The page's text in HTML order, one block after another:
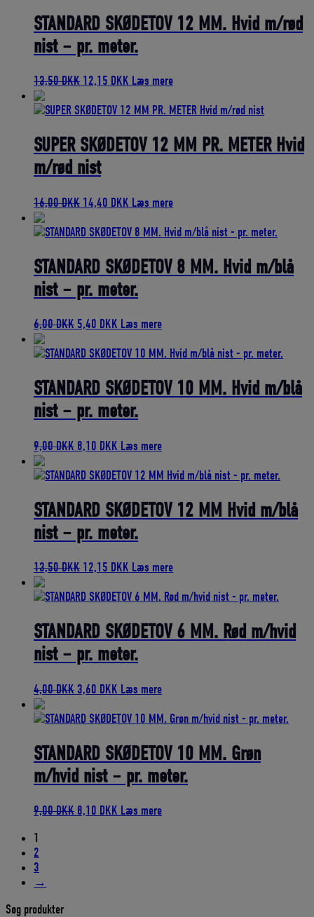
6,00 DKK.5,40 DKK.
STANDARD SKØDETOV 12 MM. Hvid m/rød
nist – pr. meter.
13,50DKK Den
pris
13,50 DKK.
12,15 DKK Den
pris
12,15 DKK.
Læs mere
SUPER SKØDETOV 12 MM PR. METER Hvid
m/rød nist
16,00DKK Den
pris
16,00 DKK.
14,40 DKK Den
pris
14,40 DKK.
Læs mere
STANDARD SKØDETOV 8 MM. Hvid m/blå
nist – pr. meter.
6,00DKK Den
pris
6,00 DKK.
5,40 DKK Den
pris
5,40 DKK.
Læs mere
STANDARD SKØDETOV 10 MM. Hvid m/blå
nist – pr. meter.
9,00DKK Den
pris
9,00 DKK.
8,10 DKK Den
pris
8,10 DKK.
Læs mere
STANDARD SKØDETOV 12 MM Hvid m/blå
nist – pr. meter.
13,50DKK Den
pris
13,50 DKK.
12,15 DKK Den
pris
12,15 DKK.
Læs mere
STANDARD SKØDETOV 6 MM. Rød m/hvid
nist – pr. meter.
4,00DKK Den
pris
4,00 DKK.
3,60 DKK Den
pris
3,60 DKK.
Læs mere
STANDARD SKØDETOV 10 MM. Grøn
m/hvid nist – pr. meter.
9,00DKK Den
8,10 DKK Den
Læs mere
1
2
3
→
Søg produkter